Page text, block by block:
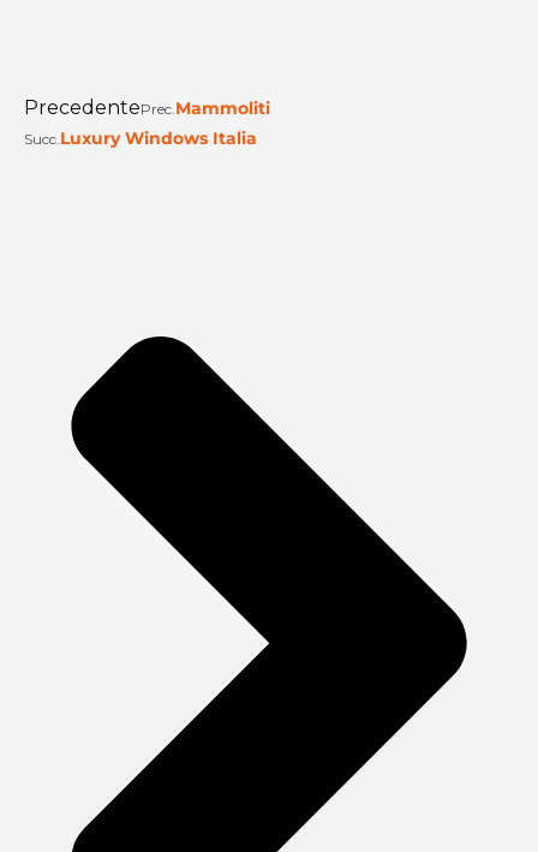
PrecedentePrec.Mammoliti
Succ.Luxury Windows Italia